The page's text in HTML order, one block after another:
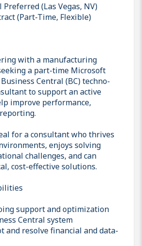
Preferred (Las Vegas, NV)
(Part-Time, Flexible)
with a manufacturing
a part-time Microsoft
Central (BC) techno-
to support an active
improve performance,
for a consultant who thrives
enjoys solving
challenges, and can
cost-effective solutions.
support and optimization
Central system
and resolve financial and data-